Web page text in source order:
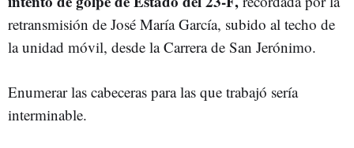
retransmisión de José María García, subido al techo de
la unidad móvil, desde la Carrera de San Jerónimo.
Enumerar las cabeceras para las que trabajó sería
interminable.